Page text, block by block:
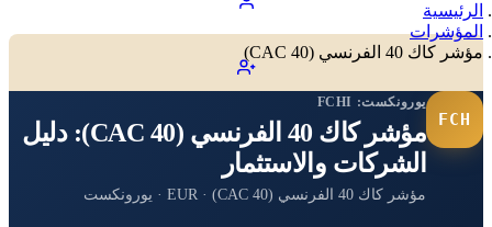
الرئيسية
المؤشرات
مؤشر كاك 40 الفرنسي (CAC 40)
FCH
يورونكست: FCHI
مؤشر كاك 40 الفرنسي (CAC 40): دليل
الشركات والاستثمار
مؤشر كاك 40 الفرنسي (CAC 40) · EUR · يورونكست